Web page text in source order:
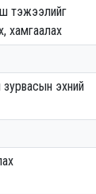
тэжээлийг
хамгаалах
эхний